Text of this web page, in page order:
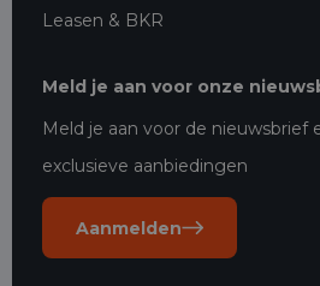
Leasen & BKR
Meld je aan voor onze
Meld je aan voor de nieuwsbrief
exclusieve aanbiedingen
Aanmelden